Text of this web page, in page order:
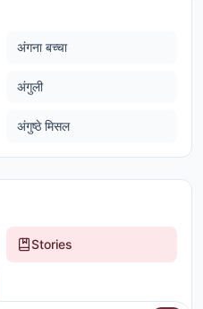
अंगना बच्चा
अंगुली
अंगुष्ठे मिसल
Stories